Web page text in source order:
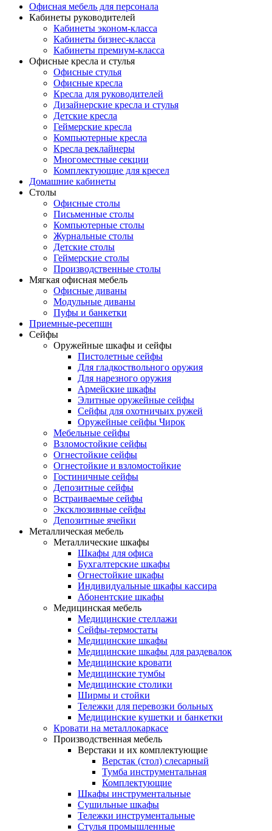
Офисная мебель для персонала
Кабинеты руководителей
Кабинеты эконом-класса
Кабинеты бизнес-класса
Кабинеты премиум-класса
Офисные кресла и стулья
Офисные стулья
Офисные кресла
Кресла для руководителей
Дизайнерские кресла и стулья
Детские кресла
Геймерские кресла
Компьютерные кресла
Кресла реклайнеры
Многоместные секции
Комплектующие для кресел
Домашние кабинеты
Столы
Офисные столы
Письменные столы
Компьютерные столы
Журнальные столы
Детские столы
Геймерские столы
Производственные столы
Мягкая офисная мебель
Офисные диваны
Модульные диваны
Пуфы и банкетки
Приемные-ресепшн
Сейфы
Оружейные шкафы и сейфы
Пистолетные сейфы
Для гладкоствольного оружия
Для нарезного оружия
Армейские шкафы
Элитные оружейные сейфы
Сейфы для охотничьих ружей
Оружейные сейфы Чирок
Мебельные сейфы
Взломостойкие сейфы
Огнестойкие сейфы
Огнестойкие и взломостойкие
Гостиничные сейфы
Депозитные сейфы
Встраиваемые сейфы
Эксклюзивные сейфы
Депозитные ячейки
Металлическая мебель
Металлические шкафы
Шкафы для офиса
Бухгалтерские шкафы
Огнестойкие шкафы
Индивидуальные шкафы кассира
Абонентские шкафы
Медицинская мебель
Медицинские стеллажи
Сейфы-термостаты
Медицинские шкафы
Медицинские шкафы для раздевалок
Медицинские кровати
Медицинские тумбы
Медицинские столики
Ширмы и стойки
Тележки для перевозки больных
Медицинские кушетки и банкетки
Кровати на металлокаркасе
Производственная мебель
Верстаки и их комплектующие
Верстак (стол) слесарный
Тумба инструментальная
Комплектующие
Шкафы инструментальные
Сушильные шкафы
Тележки инструментальные
Стулья промышленные